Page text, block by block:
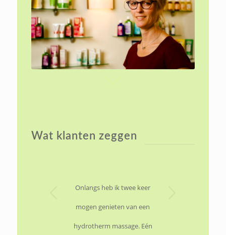
Wat klanten zeggen
Onlangs heb ik twee keer
mogen genieten van een
hydrotherm massage. Eén
Volgende